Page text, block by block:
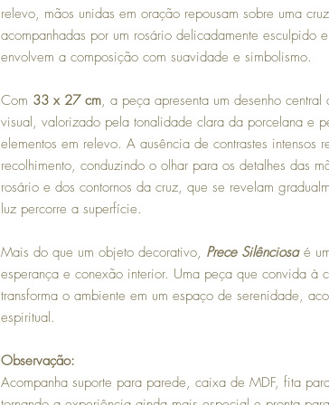
relevo, mãos unidas em oração repousam sobre uma
acompanhadas por um rosário delicadamente esculpido
envolvem a composição com suavidade e simbolismo.
Com 33 x 27 cm, a peça apresenta um desenho central
visual, valorizado pela tonalidade clara da porcelana e
elementos em relevo. A ausência de contrastes intensos
recolhimento, conduzindo o olhar para os detalhes das
rosário e dos contornos da cruz, que se revelam
luz percorre a superfície.
Mais do que um objeto decorativo, Prece Silênciosaé
esperança e conexão interior. Uma peça que convida à
transforma o ambiente em um espaço de serenidade,
espiritual.
Observação:
Acompanha suporte para parede, caixa de MDF, fita